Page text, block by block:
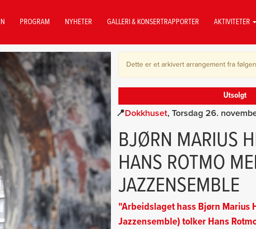
PROGRAM NYHETER GALLERI & KONSERTRAPPORTER AKTIVITETER
Dette er et arkivert arrangement fra
Utsolgt
Dokkhuset Torsdag 26.
BJØRN MARIUS
HANS ROTMO
JAZZENSEMBLE
"Arbeidslaget hass Bjørn Marius
Jazzensemble) tolker Hans